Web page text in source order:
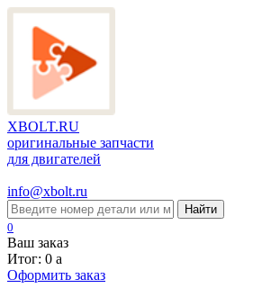
XBOLT.RU
оригинальные запчасти
для двигателей
info@xbolt.ru
Найти
0
Ваш заказ
Итог: 0 a
Оформить заказ